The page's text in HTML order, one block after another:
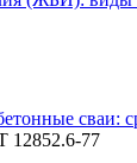
сваи:
12852.6-77